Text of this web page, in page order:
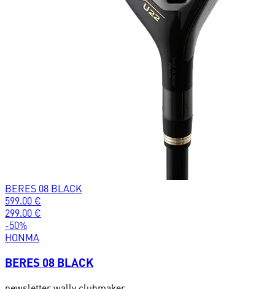
BERES 08 BLACK
599.00 €
299.00 €
-50%
HONMA
BERES 08 BLACK